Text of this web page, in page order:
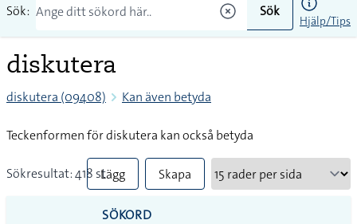
Sök: Sök
Hjälp/Tips
diskutera
diskutera (09408) Kan även betyda
Teckenformen för diskutera kan också betyda
Sökresultat: 418 stLägg
till
Skapa
SÖKORD